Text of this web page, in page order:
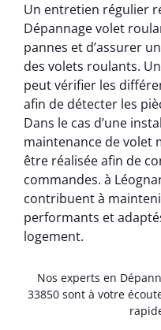
Un entretien régulier
Dépannage volet
pannes et d’assurer
des volets roulants.
peut vérifier les
afin de détecter les
Dans le cas d’une
maintenance de volet
être réalisée afin de
commandes. à
contribuent à
performants et
logement.
Nos experts en
33850 sont à votre